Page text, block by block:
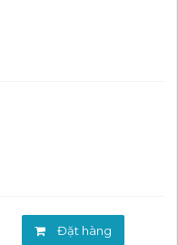
Đặt hàng